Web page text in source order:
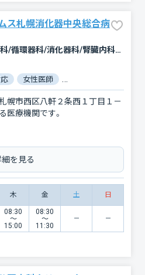
ス札幌消化器中央総合病
内科/糖尿病内科/呼吸器内科/循環器科/消化器科/腎臓内科・外科/腫瘍内科・外科/外科/乳腺外科/肛門科/整形外科/皮膚科/泌尿器科/リハビリテーション/放射線科/麻酔科
女性医師
幌市西区八軒２条西１丁目１－
医療機関です。
細を見る
木 金 土 日
08:30
〜
15:00
08:30
〜
11:30